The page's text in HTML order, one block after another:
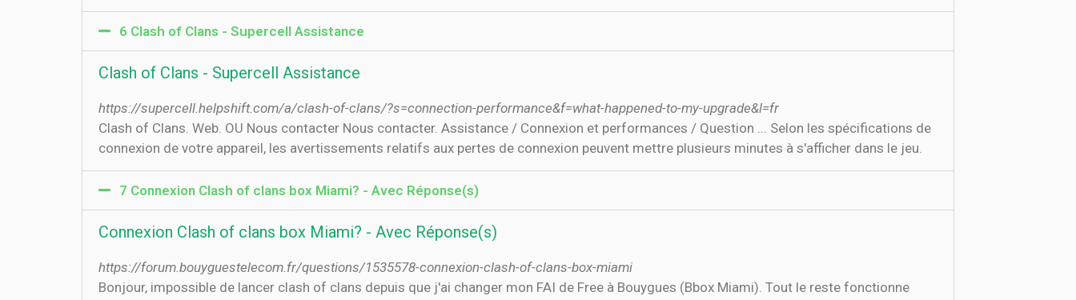
6 Clash of Clans - Supercell Assistance
Clash of Clans - Supercell Assistance
https://supercell.helpshift.com/a/clash-of-clans/?s=connection-performance&f=what-happened-to-my-upgrade&l=fr
Clash of Clans. Web. OU Nous contacter Nous contacter. Assistance / Connexion et performances / Question ... Selon les spécifications de
connexion de votre appareil, les avertissements relatifs aux pertes de connexion peuvent mettre plusieurs minutes à s'afficher dans le jeu.
7 Connexion Clash of clans box Miami? - Avec Réponse(s)
Connexion Clash of clans box Miami? - Avec Réponse(s)
https://forum.bouyguestelecom.fr/questions/1535578-connexion-clash-of-clans-box-miami
Bonjour, impossible de lancer clash of clans depuis que j'ai changer mon FAI de Free à Bouygues (Bbox Miami). Tout le reste fonctionne